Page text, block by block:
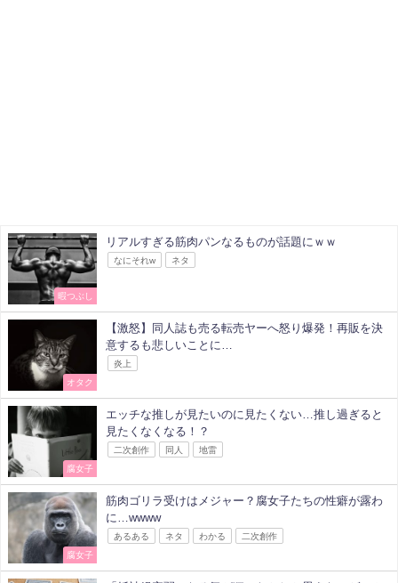
暇つぶし
リアルすぎる筋肉パンなるものが話題にｗｗ
なにそれw ネタ
オタク
【激怒】同人誌も売る転売ヤーへ怒り爆発！再販を決
意するも悲しいことに…
炎上
腐女子
エッチな推しが見たいのに見たくない…推し過ぎると
見たくなくなる！？
二次創作 同人 地雷
腐女子
筋肉ゴリラ受けはメジャー？腐女子たちの性癖が露わ
に…wwww
あるある ネタ わかる 二次創作